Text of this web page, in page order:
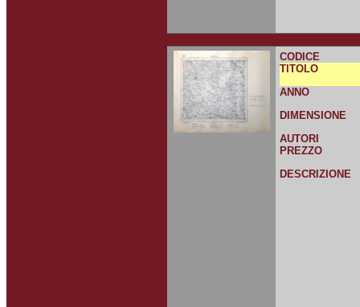
CODICE
TITOLO
ANNO
DIMENSIONE
AUTORI
PREZZO
DESCRIZIONE